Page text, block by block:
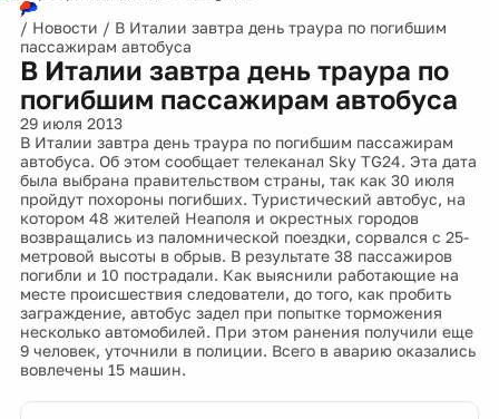
/ Новости / В Италии завтра день траура по погибшим
пассажирам автобуса
В Италии завтра день траура по
погибшим пассажирам автобуса
29 июля 2013
В Италии завтра день траура по погибшим пассажирам
автобуса. Об этом сообщает телеканал Sky TG24. Эта дата
была выбрана правительством страны, так как 30 июля
пройдут похороны погибших. Туристический автобус, на
котором 48 жителей Неаполя и окрестных городов
возвращались из паломнической поездки, сорвался с 25-
метровой высоты в обрыв. В результате 38 пассажиров
погибли и 10 пострадали. Как выяснили работающие на
месте происшествия следователи, до того, как пробить
заграждение, автобус задел при попытке торможения
несколько автомобилей. При этом ранения получили еще
9 человек, уточнили в полиции. Всего в аварию оказались
вовлечены 15 машин.